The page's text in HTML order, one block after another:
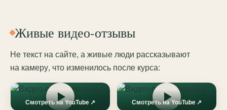
Живые видео-отзывы
Не текст на сайте, а живые люди рассказывают
на камеру, что изменилось после курса:
Смотреть на YouTube ↗ Смотреть на YouTube ↗